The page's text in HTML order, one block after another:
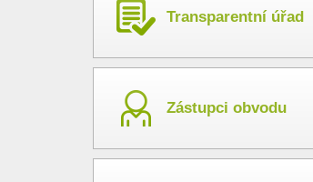
Transparentní úřad
Zástupci obvodu